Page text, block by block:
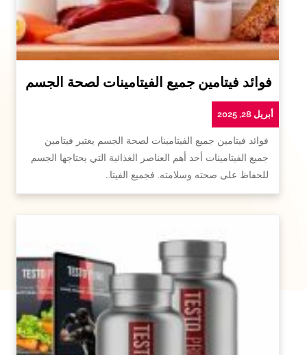
فوائد فيتامين جميع الفيتامينات لصحة الجسم
أبريل 28, 2025
فوائد فيتامين جميع الفيتامينات لصحة الجسم يعتبر فيتامين
جميع الفيتامينات أحد أهم العناصر الغذائية التي يحتاجها الجسم
للحفاظ على صحته وسلامته. فجميع الفيتا…